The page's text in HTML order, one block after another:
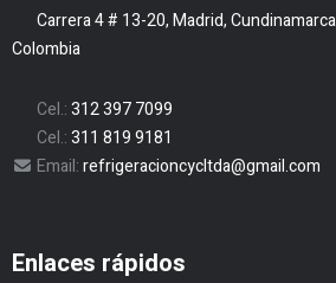
Carrera 4 # 13-20, Madrid,
Colombia
Cel.:312 397 7099
Cel.:311 819 9181
Email:refrigeracioncycltda@gmail.com
Enlaces rápidos